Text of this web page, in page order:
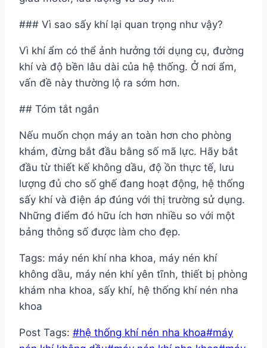
### Vì sao sấy khí lại quan trọng như vậy?
Vì khí ẩm có thể ảnh hưởng tới dụng cụ, đường
khí và độ bền lâu dài của hệ thống. Ở nơi ẩm,
vấn đề này thường lộ ra sớm hơn.
## Tóm tắt ngắn
Nếu muốn chọn máy an toàn hơn cho phòng
khám, đừng bắt đầu bằng số mã lực. Hãy bắt
đầu từ thiết kế không dầu, độ ồn thực tế, lưu
lượng đủ cho số ghế đang hoạt động, hệ thống
sấy khí và điện áp đúng với thị trường sử dụng.
Những điểm đó hữu ích hơn nhiều so với một
bảng thông số được làm cho đẹp.
Tags: máy nén khí nha khoa, máy nén khí
không dầu, máy nén khí yên tĩnh, thiết bị phòng
khám nha khoa, sấy khí, hệ thống khí nén nha
khoa
Post Tags: #hệ thống khí nén nha khoa#máy